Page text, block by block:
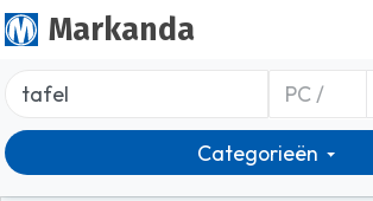
Markanda
Categorieën